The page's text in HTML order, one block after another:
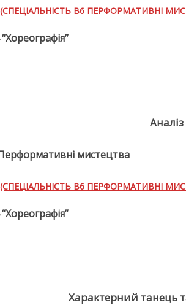
В6 ПЕРФОРМАТИВНІ
мистецтва
В6 ПЕРФОРМАТИВНІ
Характерний танець